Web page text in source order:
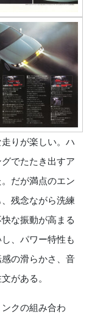
りが楽しい。ハ
でたたき出すア
だが満点のエン
残念ながら洗練
な振動が高まる
、パワー特性も
の滑らかさ、音
がある。
クの組み合わ